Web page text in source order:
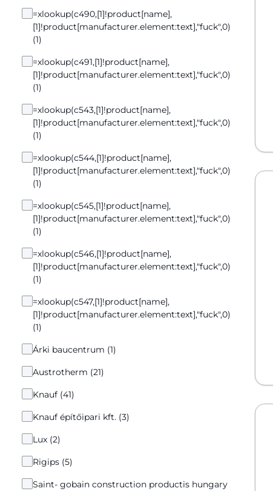
=xlookup(c490,[1]!product[name],
[1]!product[manufacturer.element:text],"fuck",0)
(1)
=xlookup(c491,[1]!product[name],
[1]!product[manufacturer.element:text],"fuck",0)
(1)
=xlookup(c543,[1]!product[name],
[1]!product[manufacturer.element:text],"fuck",0)
(1)
=xlookup(c544,[1]!product[name],
[1]!product[manufacturer.element:text],"fuck",0)
(1)
=xlookup(c545,[1]!product[name],
[1]!product[manufacturer.element:text],"fuck",0)
(1)
=xlookup(c546,[1]!product[name],
[1]!product[manufacturer.element:text],"fuck",0)
(1)
=xlookup(c547,[1]!product[name],
[1]!product[manufacturer.element:text],"fuck",0)
(1)
Árki baucentrum (1)
Austrotherm (21)
Knauf (41)
Knauf építőipari kft. (3)
Lux (2)
Rigips (5)
Saint- gobain construction productis hungary